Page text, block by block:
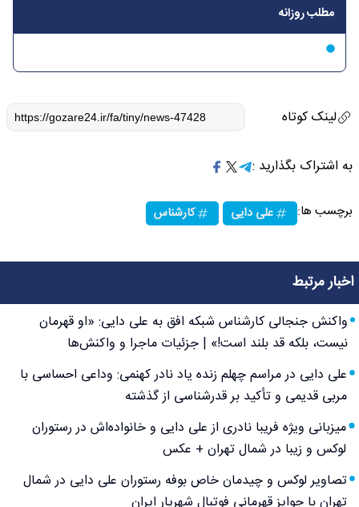
مطلب روزانه
لینک کوتاه
به اشتراک بگذارید :
برچسب ها: علی دایی کارشناس
اخبار مرتبط
واکنش جنجالی کارشناس شبکه افق به علی دایی: «او قهرمان
نیست، بلکه قد بلند است!» | جزئیات ماجرا و واکنش‌ها
علی دایی در مراسم چهلم زنده یاد نادر کهنمی: وداعی احساسی با
مربی قدیمی و تأکید بر قدرشناسی از گذشته
میزبانی ویژه فریبا نادری از علی دایی و خانواده‌اش در رستوران
لوکس و زیبا در شمال تهران + عکس
تصاویر لوکس و چیدمان خاص بوفه رستوران علی دایی در شمال
تهران با جوایز قهرمانی فوتبال شهریار ایران